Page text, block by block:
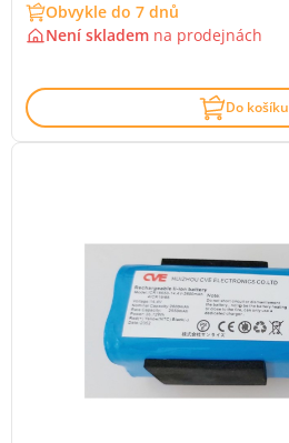
Obvykle do 7 dnů
Není skladem na prodejnách
Do košíku